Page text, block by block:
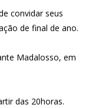
convidar seus
de final de ano.
Madalosso, em
das 20horas.